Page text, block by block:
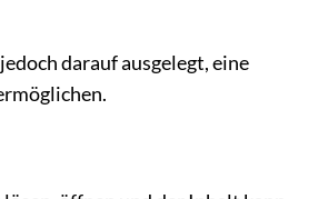
darauf ausgelegt, eine